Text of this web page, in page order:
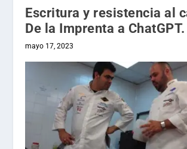
Escritura y resistencia al
De la Imprenta a ChatGPT.
mayo 17, 2023